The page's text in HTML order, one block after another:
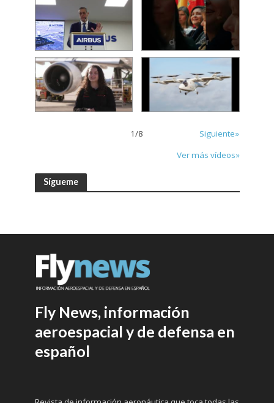
1/8
Siguiente»
Ver más vídeos»
Sígueme
Fly News, información
aeroespacial y de defensa en
español